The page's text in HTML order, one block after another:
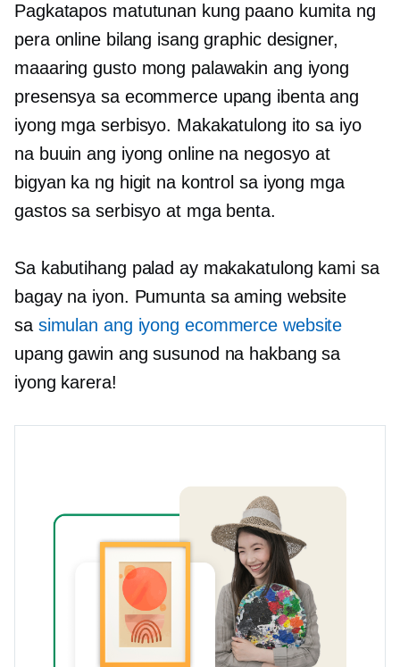
Pagkatapos matutunan kung paano kumita ng
pera online bilang isang graphic designer,
maaaring gusto mong palawakin ang iyong
presensya sa ecommerce upang ibenta ang
iyong mga serbisyo. Makakatulong ito sa iyo
na buuin ang iyong online na negosyo at
bigyan ka ng higit na kontrol sa iyong mga
gastos sa serbisyo at mga benta.
Sa kabutihang palad ay makakatulong kami sa
bagay na iyon. Pumunta sa aming website
sa simulan ang iyong ecommerce website
upang gawin ang susunod na hakbang sa
iyong karera!